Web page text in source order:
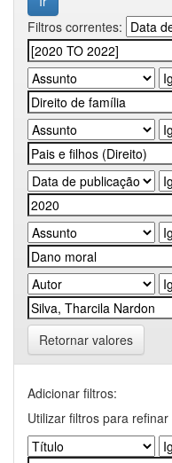
Filtros correntes:
Retornar valores
Adicionar filtros:
Utilizar filtros para